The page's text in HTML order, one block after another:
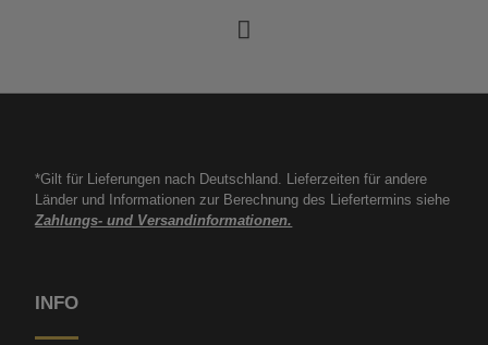
*Gilt für Lieferungen nach Deutschland. Lieferzeiten für andere
Länder und Informationen zur Berechnung des Liefertermins siehe
Zahlungs- und Versandinformationen.
INFO